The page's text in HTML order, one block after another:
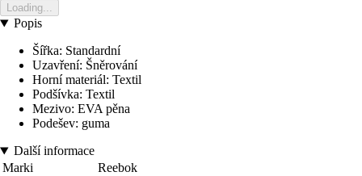
Loading...
Popis
Šířka: Standardní
Uzavření: Šněrování
Horní materiál: Textil
Podšívka: Textil
Mezivo: EVA pěna
Podešev: guma
Další informace
Marki
Reebok